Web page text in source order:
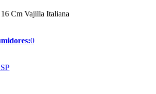
Cm Vajilla Italiana
0